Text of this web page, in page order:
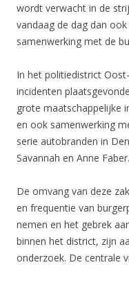
wordt verwacht in de
vandaag de dag dan
samenwerking met de
In het politiedistrict
incidenten
grote maatschappelijke
en ook samenwerking
serie autobranden in
Savannah en Anne Faber.
De omvang van deze
en frequentie van
nemen en het gebrek
binnen het district, zijn
onderzoek. De centrale